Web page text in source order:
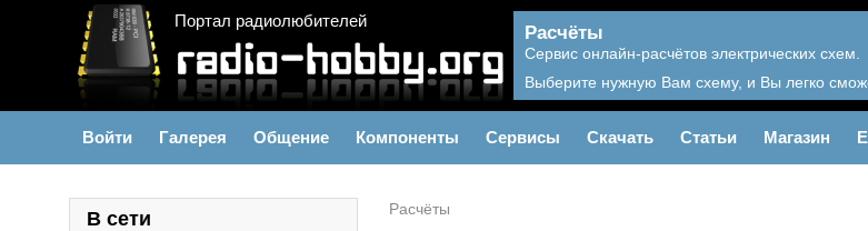
Портал радиолюбителей
Расчёты
Сервис онлайн-расчётов электрических схем.
Выберите нужную Вам схему, и Вы легко
Войти Галерея Общение Компоненты Сервисы Скачать Статьи Магазин
В сети Расчёты